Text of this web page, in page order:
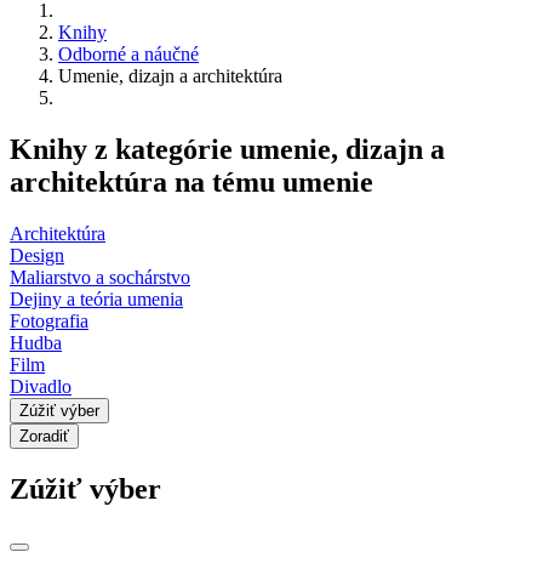
Knihy
Odborné a náučné
Umenie, dizajn a architektúra
Knihy z kategórie umenie, dizajn a
architektúra na tému umenie
Architektúra
Design
Maliarstvo a sochárstvo
Dejiny a teória umenia
Fotografia
Hudba
Film
Divadlo
Zúžiť výber
Zoradiť
Zúžiť výber